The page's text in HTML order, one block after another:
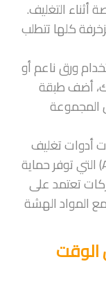
أثناء التغليف.
كلها تتطلب
ورق ناعم أو
أضف طبقة
المجموعة
أدوات تغليف
متطورة مثل أكياس الهواء (Air Cushions) التي توفر حماية
تعتمد على
المواد الهشة